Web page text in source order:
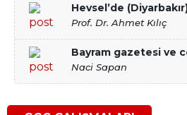
Hevsel’de
Prof. Dr. Ahmet Kılıç
Bayram gazetesi ve
Naci Sapan